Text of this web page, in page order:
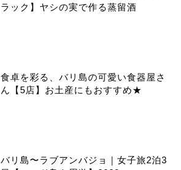
ラック】ヤシの実で作る蒸留酒
食卓を彩る、バリ島の可愛い食器屋さ
ん【5店】お土産にもおすすめ★
バリ島〜ラブアンバジョ｜女子旅2泊3